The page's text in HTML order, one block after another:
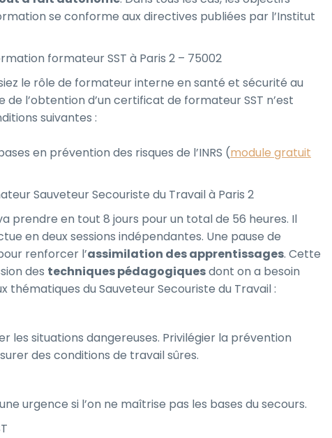
se conforme aux directives publiées par l’Institut
formateur SST à Paris 2 – 75002
le rôle de formateur interne en santé et sécurité au
l’obtention d’un certificat de formateur SST n’est
suivantes :
en prévention des risques de l’INRS (module gratuit
Sauveteur Secouriste du Travail à Paris 2
prendre en tout 8 jours pour un total de 56 heures. Il
en deux sessions indépendantes. Une pause de
renforcer l’assimilation des apprentissages. Cette
des techniques pédagogiquesdont on a besoin
thématiques du Sauveteur Secouriste du Travail :
les situations dangereuses. Privilégier la prévention
des conditions de travail sûres.
urgence si l’on ne maîtrise pas les bases du secours.